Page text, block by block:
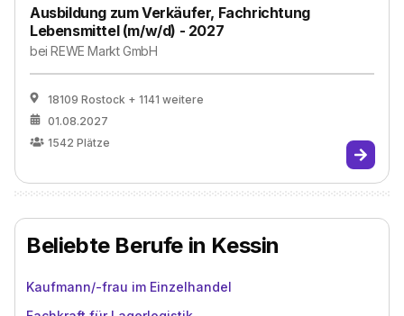
Ausbildung zum Verkäufer, Fachrichtung
Lebensmittel (m/w/d) - 2027
beiREWE Markt GmbH
18109 Rostock + 1141 weitere
01.08.2027
1542 Plätze
Beliebte Berufe in Kessin
Kaufmann/-frau im Einzelhandel